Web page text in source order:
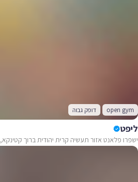
open gym דופק גבוה
ליפט
ישפרו פלאנט אזור תעשיה קרית יהודית ברוך קטינקא, 2, באר שבע